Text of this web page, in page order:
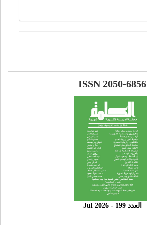
ISSN 2050-6856
العدد 199 - 2026 Jul